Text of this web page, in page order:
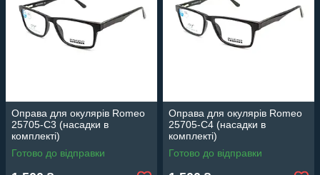
Оправа для окулярів Romeo
25705-C3 (насадки в
комплекті)
Готово до відправки
Оправа для окулярів Romeo
25705-C4 (насадки в
комплекті)
Готово до відправки